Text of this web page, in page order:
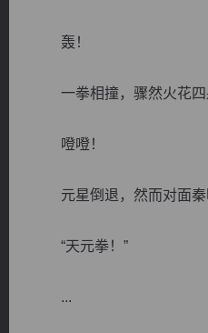
轰！
一拳相撞，骤然火花四
噔噔！
元星倒退，然而对面秦
“天元拳！”
...